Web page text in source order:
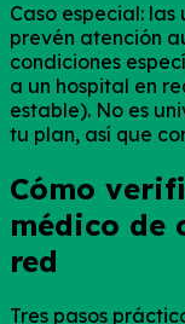
Caso especial: las
prevén atención
condiciones
a un hospital en
estable). No es
tu plan, así que
Cómo
médico de
red
Tres pasos